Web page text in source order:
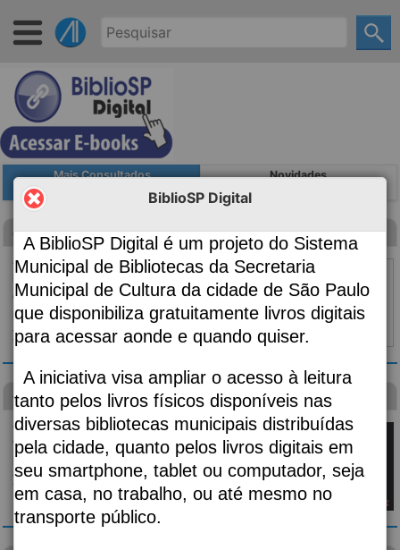
BiblioSP Digital
A BiblioSP Digital é um projeto do Sistema
Municipal de Bibliotecas da Secretaria
Municipal de Cultura da cidade de São Paulo
que disponibiliza gratuitamente livros digitais
para acessar aonde e quando quiser.
A iniciativa visa ampliar o acesso à leitura
tanto pelos livros físicos disponíveis nas
diversas bibliotecas municipais distribuídas
pela cidade, quanto pelos livros digitais em
seu smartphone, tablet ou computador, seja
em casa, no trabalho, ou até mesmo no
transporte público.
Mais Consultados Novidades
Canção para ninar menino grande
Autoria
Evaristo, Conceição, 1946-;
2ª edição
Classificação 869.34
Material:Livro
Topo ⇧|Detalhes
visão das plantas
AutoriaAlmeida, Djaimilia Pereira de, 1982-;
Classificaçãop869.35
Material:
Topo ⇧ |Detalhes